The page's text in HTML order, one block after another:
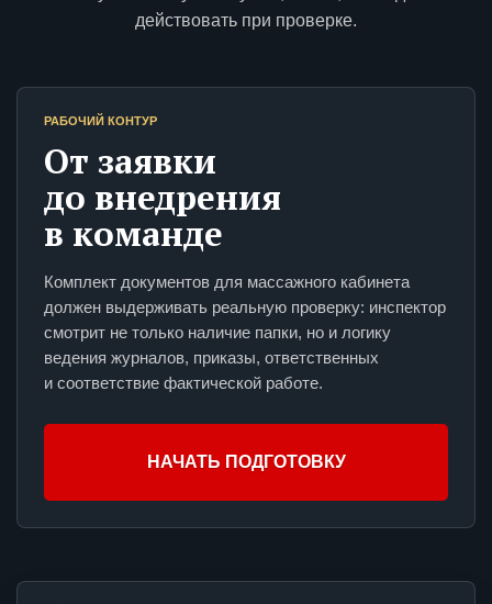
действовать при проверке.
РАБОЧИЙ КОНТУР
От заявки
до внедрения
в команде
Комплект документов для массажного кабинета
должен выдерживать реальную проверку: инспектор
смотрит не только наличие папки, но и логику
ведения журналов, приказы, ответственных
и соответствие фактической работе.
НАЧАТЬ ПОДГОТОВКУ